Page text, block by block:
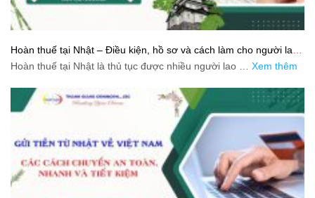
Hoàn thuế tại Nhật – Điều kiện, hồ sơ và cách làm cho người lao
động
Hoàn thuế tại Nhật là thủ tục được nhiều người lao … Xem thêm